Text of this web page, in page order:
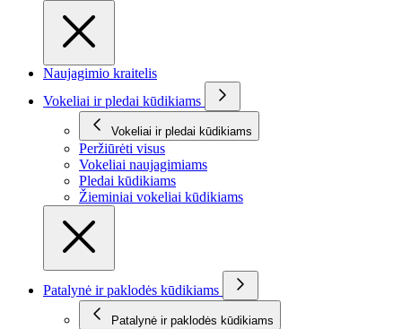
Naujagimio kraitelis
Vokeliai ir pledai kūdikiams
Vokeliai ir pledai kūdikiams
Peržiūrėti visus
Vokeliai naujagimiams
Pledai kūdikiams
Žieminiai vokeliai kūdikiams
Patalynė ir paklodės kūdikiams
Patalynė ir paklodės kūdikiams